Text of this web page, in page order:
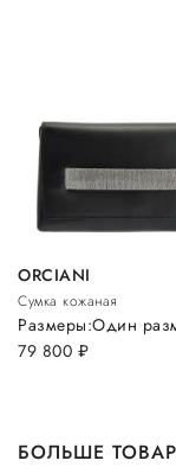
ORCIANI
Сумка кожаная
79 800 руб.
Размеры:Один
БОЛЬШЕ